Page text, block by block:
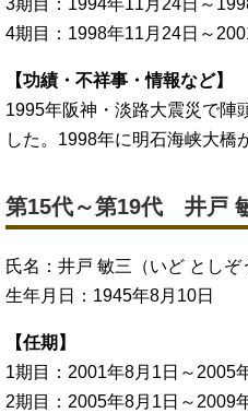
4期目：1998年11月24日～
【功績・不祥事・情報など】
1995年阪神・淡路大震災で陣
した。1998年に明石海峡大橋
第15代～第19代 井戸
氏名：井戸 敏三（いど としぞ
生年月日：1945年8月10日
【任期】
1期目：2001年8月1日～2005
2期目：2005年8月1日～2009